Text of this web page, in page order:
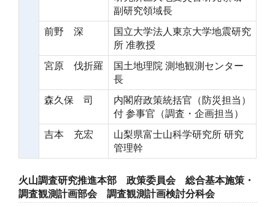
副研究領域長
前野 深
国立大学法人東京大学地震研究
所 准教授
宮原 伐折羅
国土地理院 測地観測センター
長
森久保 司
内閣府政策統括官（防災担当）
付 参事官（調査・企画担当）
吉本 充宏
山梨県富士山科学研究所 研究
管理幹
火山調査研究推進本部 政策委員会 総合基本施策・
調査観測計画部会 調査観測計画検討分科会